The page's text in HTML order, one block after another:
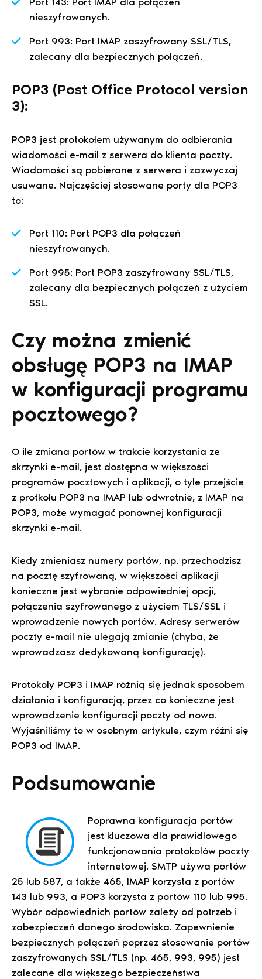
nieszyfrowanych.
Port 993: Port IMAP zaszyfrowany SSL/TLS,
zalecany dla bezpiecznych połączeń.
POP3 (Post Office Protocol version
3):
POP3 jest protokołem używanym do odbierania
wiadomości e-mail z serwera do klienta poczty.
Wiadomości są pobierane z serwera i zazwyczaj
usuwane. Najczęściej stosowane porty dla POP3
to:
Port 110: Port POP3 dla połączeń
nieszyfrowanych.
Port 995: Port POP3 zaszyfrowany SSL/TLS,
zalecany dla bezpiecznych połączeń z użyciem
SSL.
Czy można zmienić
obsługę POP3 na IMAP
w konfiguracji programu
pocztowego?
O ile zmiana portów w trakcie korzystania ze
skrzynki e-mail, jest dostępna w większości
programów pocztowych i aplikacji, o tyle przejście
z protkołu POP3 na IMAP lub odwrotnie, z IMAP na
POP3, może wymagać ponownej konfiguracji
skrzynki e-mail.
Kiedy zmieniasz numery portów, np. przechodzisz
na pocztę szyfrowaną, w większości aplikacji
konieczne jest wybranie odpowiedniej opcji,
połączenia szyfrowanego z użyciem TLS/SSL i
wprowadzenie nowych portów. Adresy serwerów
poczty e-mail nie ulegają zmianie (chyba, że
wprowadzasz dedykowaną konfigurację).
Protokoły POP3 i IMAP różnią się jednak sposobem
działania i konfiguracją, przez co konieczne jest
wprowadzenie konfiguracji poczty od nowa.
Wyjaśniliśmy to w osobnym artykule, czym różni się
POP3 od IMAP.
Podsumowanie
Poprawna konfiguracja portów
jest kluczowa dla prawidłowego
funkcjonowania protokołów poczty
internetowej. SMTP używa portów
25 lub 587, a także 465, IMAP korzysta z portów
143 lub 993, a POP3 korzysta z portów 110 lub 995.
Wybór odpowiednich portów zależy od potrzeb i
zabezpieczeń danego środowiska. Zapewnienie
bezpiecznych połączeń poprzez stosowanie portów
zaszyfrowanych SSL/TLS (np. 465, 993, 995) jest
zalecane dla większego bezpieczeństwa